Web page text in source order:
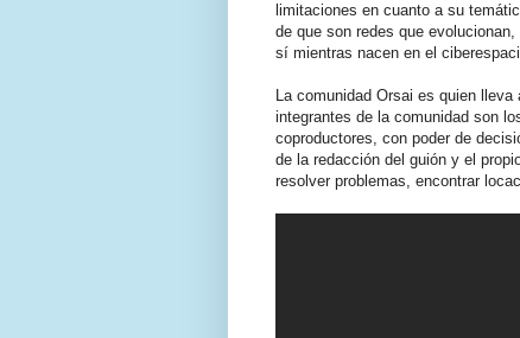
limitaciones en cuanto a su
de que son redes que
sí mientras nacen en el
La comunidad Orsai es quien
integrantes de la comunidad son
coproductores, con poder de
de la redacción del guión y el
resolver problemas, encontrar